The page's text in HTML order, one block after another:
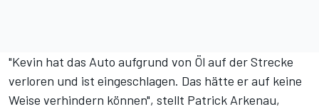
"Kevin hat das Auto aufgrund von Öl auf der Strecke
verloren und ist eingeschlagen. Das hätte er auf keine
Weise verhindern können", stellt Patrick Arkenau,